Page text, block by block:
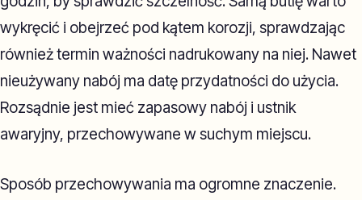
wykręcić i obejrzeć pod kątem korozji, sprawdzając
również termin ważności nadrukowany na niej. Nawet
nieużywany nabój ma datę przydatności do użycia.
Rozsądnie jest mieć zapasowy nabój i ustnik
awaryjny, przechowywane w suchym miejscu.
Sposób przechowywania ma ogromne znaczenie.